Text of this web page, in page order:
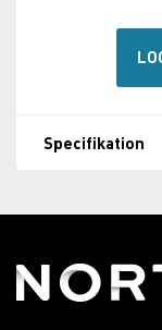
Specifikation